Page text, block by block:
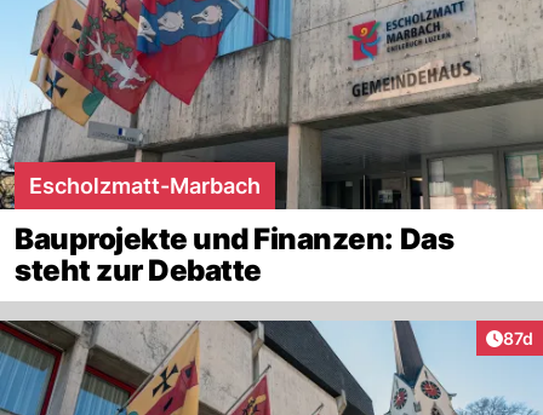
Escholzmatt-Marbach
Bauprojekte und Finanzen: Das
steht zur Debatte
87d